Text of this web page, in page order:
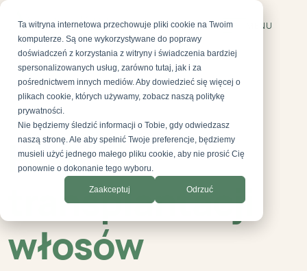
Ta witryna internetowa przechowuje pliki cookie na Twoim
komputerze. Są one wykorzystywane do poprawy
doświadczeń z korzystania z witryny i świadczenia bardziej
spersonalizowanych usług, zarówno tutaj, jak i za
pośrednictwem innych mediów. Aby dowiedzieć się więcej o
plikach cookie, których używamy, zobacz naszą politykę
prywatności.
Nie będziemy śledzić informacji o Tobie, gdy odwiedzasz
naszą stronę. Ale aby spełnić Twoje preferencje, będziemy
musieli użyć jednego małego pliku cookie, aby nie prosić Cię
ponownie o dokonanie tego wyboru.
Zaakceptuj Odrzuć
MENU
BLOG AESTEPOOL CLINIC
Historia
transplantacji
włosów